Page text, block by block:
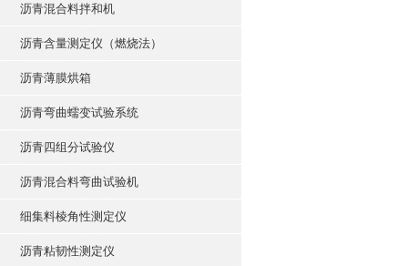
沥青混合料拌和机
沥青含量测定仪（燃烧法）
沥青薄膜烘箱
沥青弯曲蠕变试验系统
沥青四组分试验仪
沥青混合料弯曲试验机
细集料棱角性测定仪
沥青粘韧性测定仪